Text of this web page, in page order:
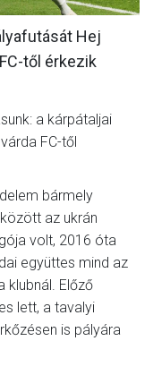
Hej
től érkezik
a kárpátaljai
FC-től
bármely
az ukrán
volt, 2016 óta
együttes mind az
klubnál. Előző
lett, a tavalyi
is pályára